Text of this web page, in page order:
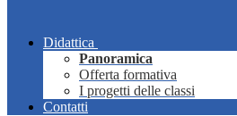
Didattica
Panoramica
Offerta formativa
I progetti delle classi
Contatti